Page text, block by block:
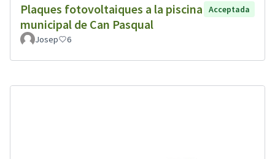
Plaques fotovoltaiques a la piscina
municipal de Can Pasqual
Acceptada
Josep 6